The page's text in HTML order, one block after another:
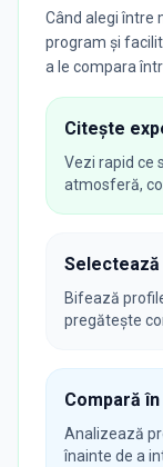
Când alegi între
program și
a le compara
Citește
Vezi rapid ce
atmosferă,
Selectează
Bifează
pregătește
Compară
Analizează
înainte de a